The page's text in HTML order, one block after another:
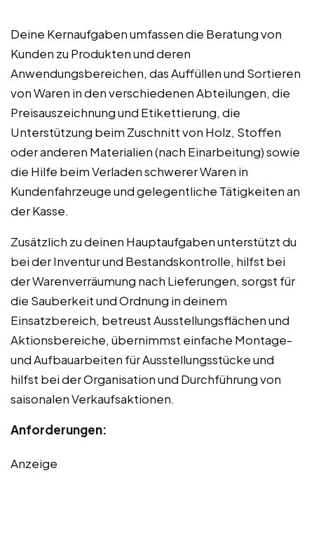
Deine Kernaufgaben umfassen die Beratung von
Kunden zu Produkten und deren
Anwendungsbereichen, das Auffüllen und Sortieren
von Waren in den verschiedenen Abteilungen, die
Preisauszeichnung und Etikettierung, die
Unterstützung beim Zuschnitt von Holz, Stoffen
oder anderen Materialien (nach Einarbeitung) sowie
die Hilfe beim Verladen schwerer Waren in
Kundenfahrzeuge und gelegentliche Tätigkeiten an
der Kasse.
Zusätzlich zu deinen Hauptaufgaben unterstützt du
bei der Inventur und Bestandskontrolle, hilfst bei
der Warenverräumung nach Lieferungen, sorgst für
die Sauberkeit und Ordnung in deinem
Einsatzbereich, betreust Ausstellungsflächen und
Aktionsbereiche, übernimmst einfache Montage-
und Aufbauarbeiten für Ausstellungsstücke und
hilfst bei der Organisation und Durchführung von
saisonalen Verkaufsaktionen.
Anforderungen:
Anzeige